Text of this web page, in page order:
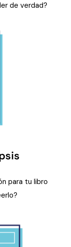
de verdad?
para tu libro